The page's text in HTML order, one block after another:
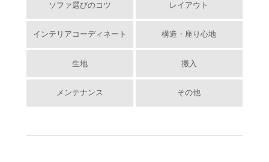
ソファ選びのコツ レイアウト
インテリアコーディネート 構造・座り心地
生地 搬入
メンテナンス その他